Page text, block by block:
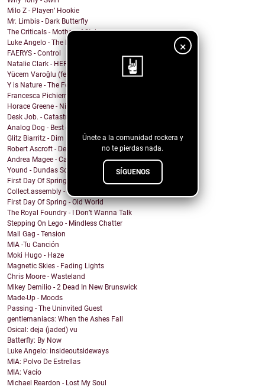
×
Únete a la comunidad rockera y
no te pierdas nada.
SÍGUENOS
Milo Z - Playen’ Hookie
Mr. Limbis - Dark Butterfly
The Criticals - Mother of Style
Luke Angelo - The Pool
FAERYS - Control
Natalie Clark - HERE
Yücem Varoğlu (feat. Jam and the Benzos) - Gimme G...
Y is Nature - The Fool
Francesca Pichierri - Sperarci Due Eroi
Horace Greene - Nighttime Boi
Desk Job. - Catastrophe
Analog Dog - Best of Me
Glitz Biarritz - Dim Lights
Robert Ascroft - Devil Opens The Door (feat. Kid C...
Andrea Magee - Calling for You
Yound - Dundas Square
First Day Of Spring - Normal Person (Love You Fore...
Collect.assembly - The Lord's Prayer
First Day Of Spring - Old World
The Royal Foundry - I Don’t Wanna Talk
Stepping On Lego - Mindless Chatter
Mall Gag - Tension
MIA -Tu Canción
Moki Hugo - Haze
Magnetic Skies - Fading Lights
Chris Moore - Wasteland
Mikey Demilio - 2 Dead In New Brunswick
Made-Up - Moods
Passing - The Uninvited Guest
gentlemaniacs: When the Ashes Fall
Osical: deja (jaded) vu
Batterfly: By Now
Luke Angelo: insideoutsideways
MIA: Polvo De Estrellas
MIA: Vacío
Michael Reardon - Lost My Soul